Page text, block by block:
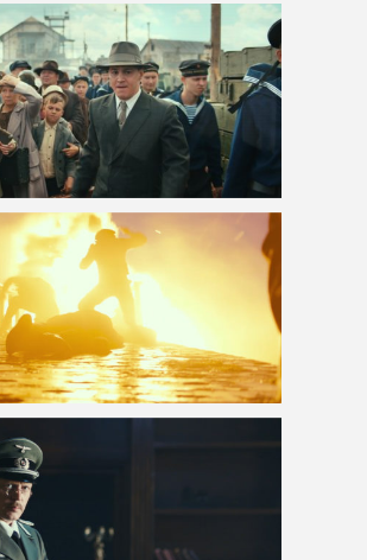
EN GRAND FORMAT
EN GRAND FORMAT
EN GRAND FORMAT